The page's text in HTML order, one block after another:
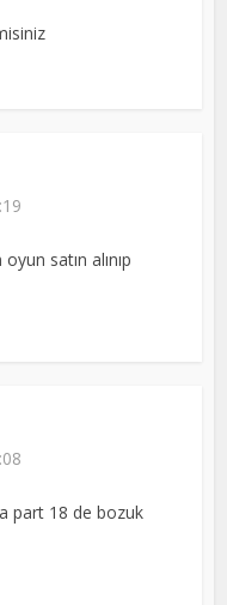
satın alınıp
part 18 de bozuk